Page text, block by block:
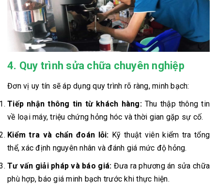
4. Quy trình sửa chữa chuyên nghiệp
Đơn vị uy tín sẽ áp dụng quy trình rõ ràng, minh bạch:
Tiếp nhận thông tin từ khách hàng:Thu thập thông tin
về loại máy, triệu chứng hỏng hóc và thời gian gặp sự cố.
Kiểm tra và chẩn đoán lỗi: Kỹ thuật viên kiểm tra tổng
thể, xác định nguyên nhân và đánh giá mức độ hỏng.
Tư vấn giải pháp và báo giá: Đưa ra phương án sửa chữa
phù hợp, báo giá minh bạch trước khi thực hiện.